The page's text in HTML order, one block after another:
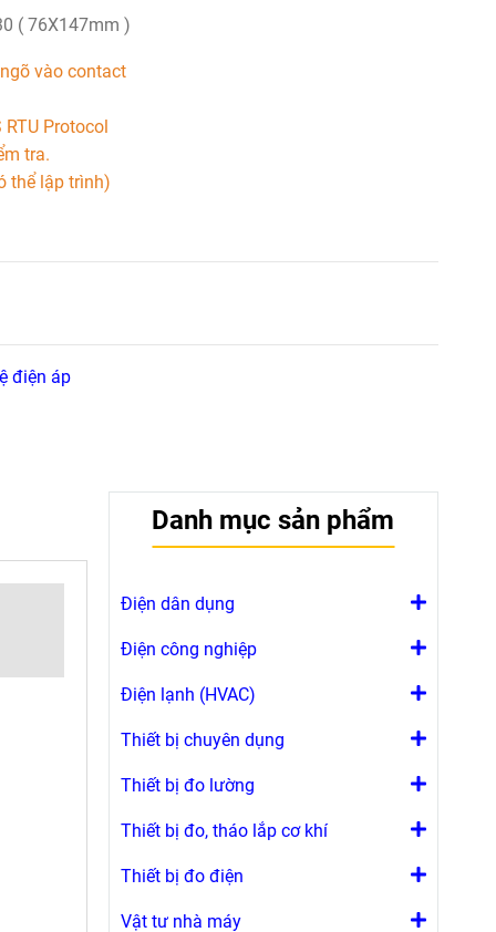
( 76X147mm )
vào contact
Protocol
tra.
thể lập trình)
điện áp
Danh mục sản phẩm
Điện dân dụng
Điện công nghiệp
Điện lạnh (HVAC)
Thiết bị chuyên dụng
Thiết bị đo lường
Thiết bị đo, tháo lắp cơ khí
Thiết bị đo điện
Vật tư nhà máy